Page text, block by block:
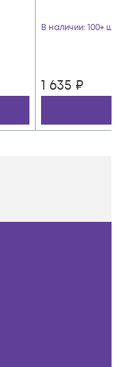
В наличии: 100+ шт
1 635 ₽